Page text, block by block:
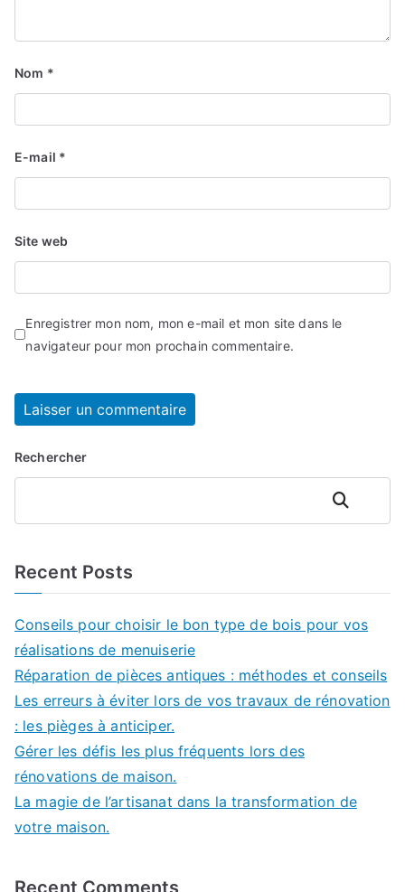
Nom *
E-mail *
Site web
Enregistrer mon nom, mon e-mail et mon site dans le
navigateur pour mon prochain commentaire.
Rechercher
Rechercher
Recent Posts
Conseils pour choisir le bon type de bois pour vos
réalisations de menuiserie
Réparation de pièces antiques : méthodes et conseils
Les erreurs à éviter lors de vos travaux de rénovation
: les pièges à anticiper.
Gérer les défis les plus fréquents lors des
rénovations de maison.
La magie de l’artisanat dans la transformation de
votre maison.
Recent Comments